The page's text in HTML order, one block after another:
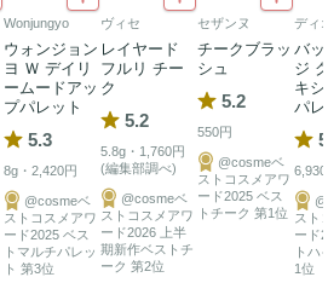
Wonjungyo
ウォンジョン
ヨ Ｗ デイリ
ームードアッ
プパレット
5.3
8g・2,420円
@cosmeベ
ストコスメアワ
ード2025 ベス
トマルチパレッ
ト 第3位
ヴィセ
レイヤード
フルリ チー
ク
5.2
5.8g・1,760円
(編集部調べ)
@cosmeベ
ストコスメアワ
ード2026 上半
期新作ベストチ
ーク 第2位
セザンヌ
チークブラッ
シュ
5.2
550円
@cosmeベ
ストコスメアワ
ード2025 ベス
トチーク 第1位
ディ
バ
ジ
キ
パ
スト
ード
トハ
1位